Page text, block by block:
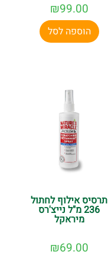
₪99.00
הוספה לסל
תרסיס אילוף לחתול
236 מ"ל נייצ'רס
מיראקל
₪69.00